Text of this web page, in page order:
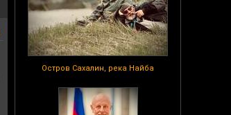
Остров Сахалин, река Найба